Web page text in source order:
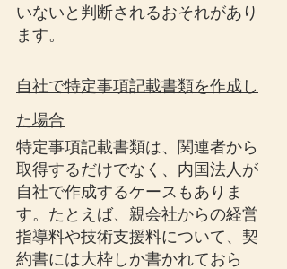
いないと判断されるおそれがあり
ます。
自社で特定事項記載書類を作成し
た場合
特定事項記載書類は、関連者から
取得するだけでなく、内国法人が
自社で作成するケースもありま
す。たとえば、親会社からの経営
指導料や技術支援料について、契
約書には大枠しか書かれておら